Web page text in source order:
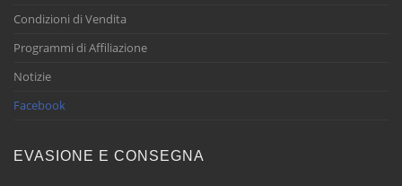
Condizioni di Vendita
Programmi di Affiliazione
Notizie
Facebook
EVASIONE E CONSEGNA